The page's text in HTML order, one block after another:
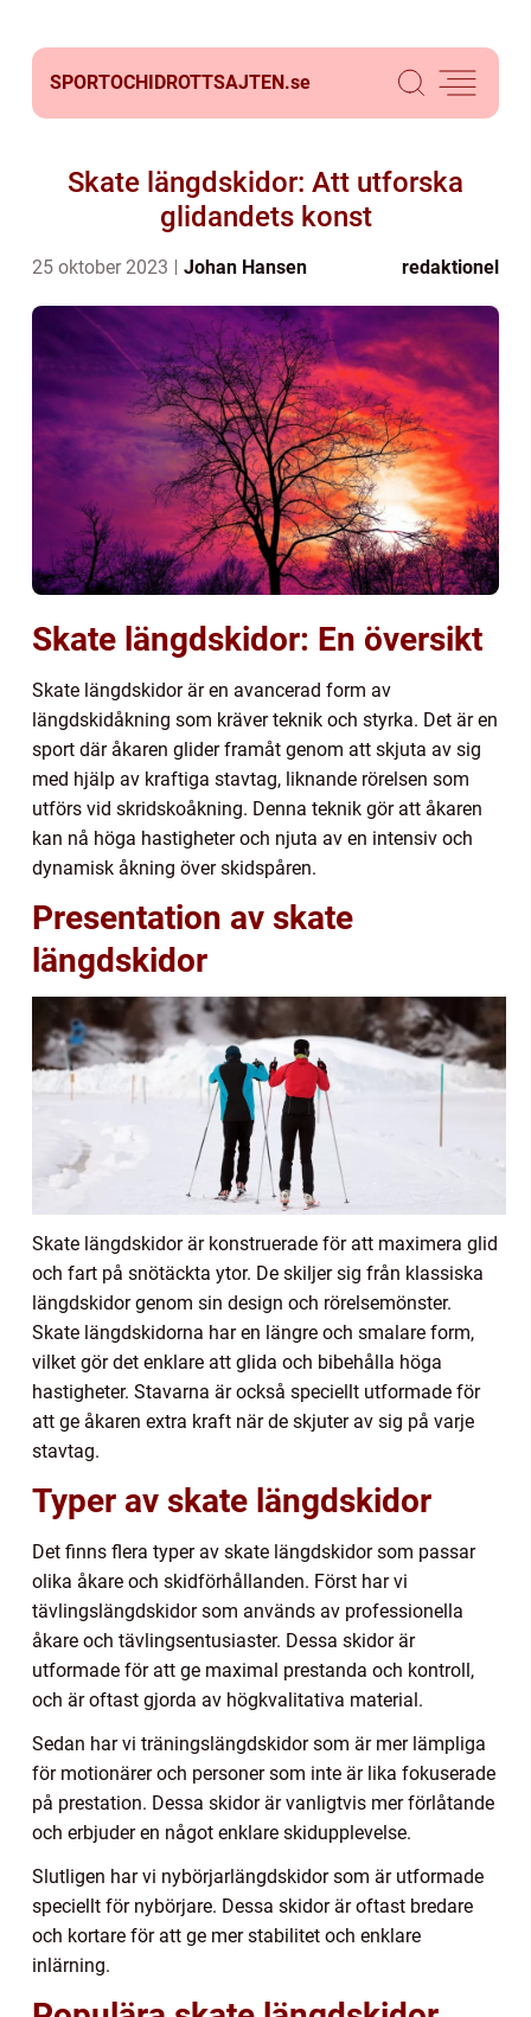
SPORTOCHIDROTTSAJTEN.se
Skate längdskidor: Att utforska
glidandets konst
25 oktober 2023 Johan Hansen redaktionel
Skate längdskidor: En översikt
Skate längdskidor är en avancerad form av
längdskidåkning som kräver teknik och styrka. Det är en
sport där åkaren glider framåt genom att skjuta av sig
med hjälp av kraftiga stavtag, liknande rörelsen som
utförs vid skridskoåkning. Denna teknik gör att åkaren
kan nå höga hastigheter och njuta av en intensiv och
dynamisk åkning över skidspåren.
Presentation av skate
längdskidor
Skate längdskidor är konstruerade för att maximera glid
och fart på snötäckta ytor. De skiljer sig från klassiska
längdskidor genom sin design och rörelsemönster.
Skate längdskidorna har en längre och smalare form,
vilket gör det enklare att glida och bibehålla höga
hastigheter. Stavarna är också speciellt utformade för
att ge åkaren extra kraft när de skjuter av sig på varje
stavtag.
Typer av skate längdskidor
Det finns flera typer av skate längdskidor som passar
olika åkare och skidförhållanden. Först har vi
tävlingslängdskidor som används av professionella
åkare och tävlingsentusiaster. Dessa skidor är
utformade för att ge maximal prestanda och kontroll,
och är oftast gjorda av högkvalitativa material.
Sedan har vi träningslängdskidor som är mer lämpliga
för motionärer och personer som inte är lika fokuserade
på prestation. Dessa skidor är vanligtvis mer förlåtande
och erbjuder en något enklare skidupplevelse.
Slutligen har vi nybörjarlängdskidor som är utformade
speciellt för nybörjare. Dessa skidor är oftast bredare
och kortare för att ge mer stabilitet och enklare
inlärning.